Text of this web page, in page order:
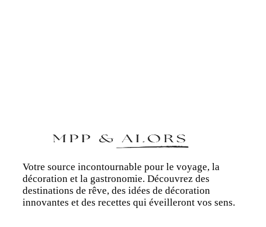
Votre source incontournable pour le voyage, la
décoration et la gastronomie. Découvrez des
destinations de rêve, des idées de décoration
innovantes et des recettes qui éveilleront vos sens.